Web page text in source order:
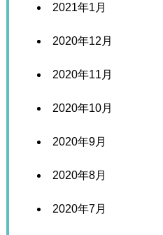
2021年1月
2020年12月
2020年11月
2020年10月
2020年9月
2020年8月
2020年7月